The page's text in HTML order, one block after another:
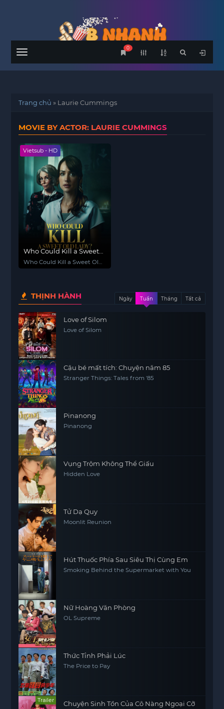
Menu
0
Trang chủ » Laurie Cummings
MOVIE BY ACTOR: LAURIE CUMMINGS
Vietsub - HD
Who Could Kill a Sweet
Old Lady
Who Could Kill a Sweet Old
THỊNH HÀNH Ngày Tuần Tháng Tất cả
Love of Silom
Love of Silom
Cậu bé mất tích: Chuyện năm 85
Stranger Things: Tales from '85
Pinanong
Pinanong
Vụng Trộm Không Thể Giấu
Hidden Love
Tử Dạ Quy
Moonlit Reunion
Hút Thuốc Phía Sau Siêu Thị Cùng Em
Smoking Behind the Supermarket with You
Nữ Hoàng Văn Phòng
OL Supreme
Thức Tỉnh Phải Lúc
The Price to Pay
Trailer
Chuyện Sinh Tồn Của Cô Nàng Ngoại Cỡ